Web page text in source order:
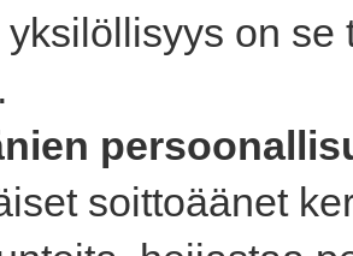
on
soittoäänet